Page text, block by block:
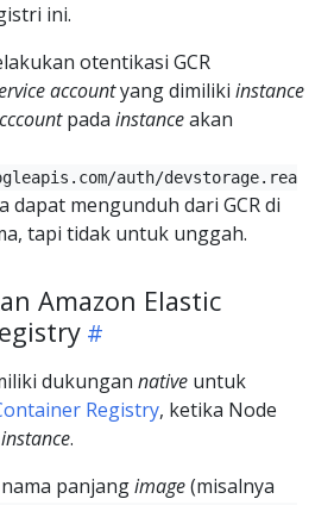
ini.
otentikasi GCR
accountyang dimiliki instance
pada instanceakan
auth/devstorage.rea
dapat mengunduh dari GCR di
tapi tidak untuk unggah.
Amazon Elastic
dukungan native untuk
Registry, ketika Node
instance.
panjangimage(misalnya